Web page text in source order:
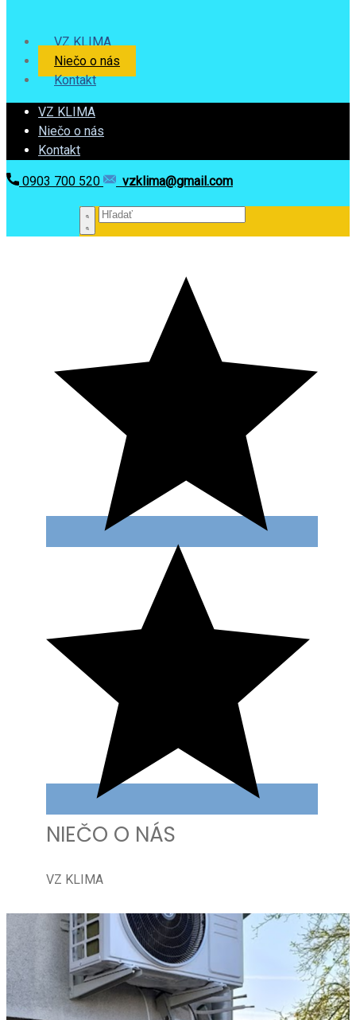
VZ KLIMA
Niečo o nás
Kontakt
VZ KLIMA
Niečo o nás
Kontakt
0903 700 520 vzklima@gmail.com
NIEČO O NÁS
VZ KLIMA